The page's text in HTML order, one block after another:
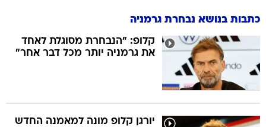
כתבות בנושא נבחרת גרמניה
קלופ: "הנבחרת מסוגלת לאחד
את גרמניה יותר מכל דבר אחר"
יורגן קלופ מונה למאמנה החדש